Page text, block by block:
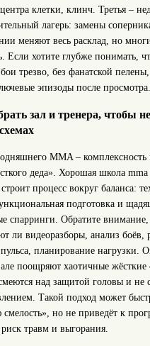
клетки, клинч. Третья –
лагерь: замены
меняют весь расклад, но
Если хотите глубже понимать,
трезво, без фанатской
эпизоды после просмотра.
зал и тренера, чтобы
MMA – комплексность
деда». Хорошая школа
процесс вокруг баланса:
подготовка и
спарринги. Обратите
ли видеоразборы, анализ боёв,
планирование нагрузки.
поощряют хаотичные жёсткие
над защитой головы и не
Такой подход может
но не приведёт к
травм и выгорания.